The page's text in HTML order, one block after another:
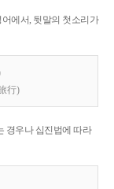
에서, 뒷말의 첫소리가
行)
경우나 십진법에 따라